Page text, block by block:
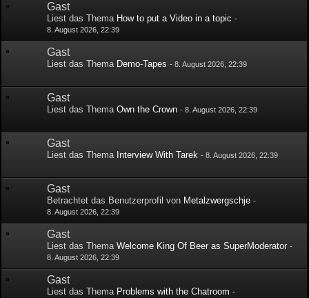
Gast
Liest das Thema How to put a Video in a topic -
8. August 2026, 22:39
Gast
Liest das Thema Demo-Tapes -8. August 2026, 22:39
Gast
Liest das ThemaOwn the Crown -8. August 2026, 22:39
Gast
Liest das Thema Interview With Tarek -8. August 2026, 22:39
Gast
Betrachtet das Benutzerprofil von Metalzwergschje -
8. August 2026, 22:39
Gast
Liest das ThemaWelcome King Of Beer as SuperModerator -
8. August 2026, 22:39
Gast
Liest das Thema Problems with the Chatroom -